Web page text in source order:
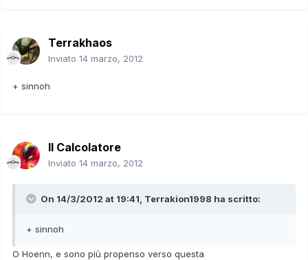
Terrakhaos
Inviato 14 marzo, 2012
+ sinnoh
Il Calcolatore
Inviato 14 marzo, 2012
On 14/3/2012 at 19:41, Terrakion1998 ha scritto:
+ sinnoh
O Hoenn, e sono più propenso verso questa